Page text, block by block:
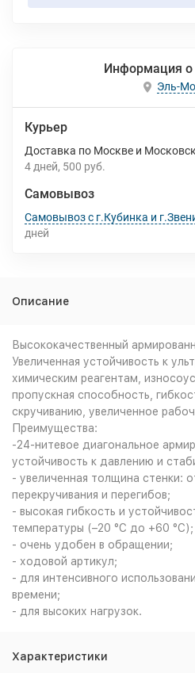
Информация о
Эль-
Курьер
Доставка по Москве и
4 дней 500 руб.
Самовывоз
Самовывоз с г.Кубинка и
дней
Описание
Высококачественный
Увеличенная устойчивость к
химическим реагентам,
пропускная способность,
скручиванию, увеличенное
Преимущества:
-24-нитевое диагональное
устойчивость к давлению и
- увеличенная толщина стенки:
перекручивания и перегибов;
- высокая гибкость и
температуры (–20 °C до +60 °C);
- очень удобен в обращении;
- ходовой артикул;
- для интенсивного
времени;
- для высоких нагрузок.
Характеристики